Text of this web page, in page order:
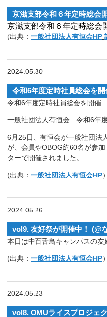
京滋支部令和６年定時総会
京滋支部令和６年定時総会
(出典： 一般社団法人有恒会HP
2024.05.30
令和6年度定時社員総会を開
令和6年度定時社員総会を開催
一般社団法人有恒会 令和6年
6月25日、有恒会が一般社団法
が、会員やOBOG約60名が参
ターで開催されました。
(出典： 一般社団法人有恒会HP）
2024.05.26
vol9. 友好祭が開催中！ (@
本日は中百舌鳥キャンパスの友
(出典： 一般社団法人有恒会HP）
2024.05.23
vol8. OMUライスプロジェク